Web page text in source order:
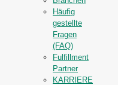
Häufig
gestellte
Fragen
(FAQ)
Fulfillment
Partner
KARRIERE